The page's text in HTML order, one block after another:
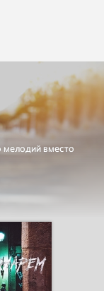
мелодий вместо